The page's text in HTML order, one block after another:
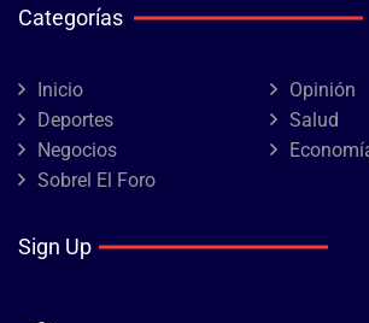
Categorías
Inicio
Opinión
Deportes
Salud
Negocios
Sobrel El Foro
Sign Up